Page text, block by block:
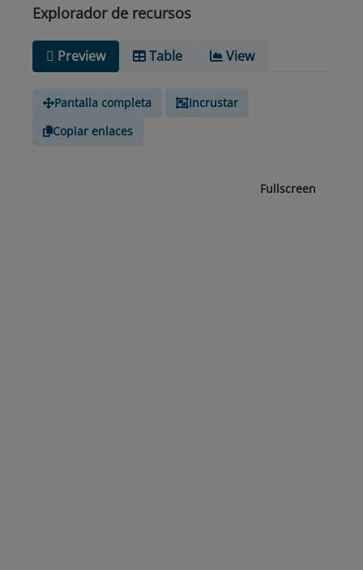
Explorador de recursos
Preview Table View
Pantalla completa
Incrustar
Copiar enlaces
Fullscreen